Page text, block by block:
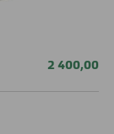
2 400,00